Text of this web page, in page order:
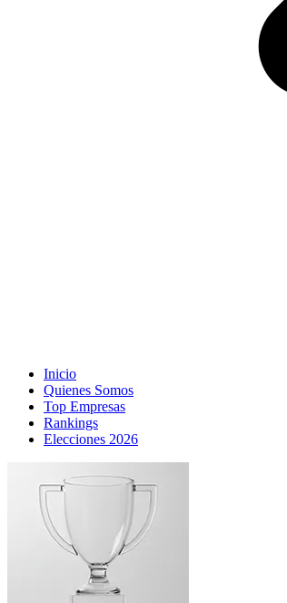
Inicio
Quienes Somos
Top Empresas
Rankings
Elecciones 2026